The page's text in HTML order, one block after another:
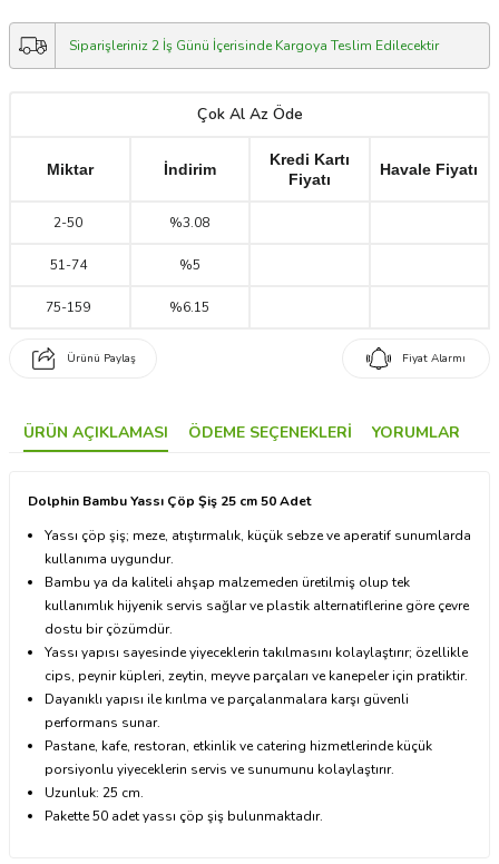
Siparişleriniz 2 İş Günü İçerisinde Kargoya Teslim Edilecektir
Çok Al Az Öde
Miktar İndirim
Kredi Kartı
Fiyatı
Havale Fiyatı
2-50 %3.08
51-74 %5
75-159 %6.15
Ürünü Paylaş Fiyat Alarmı
ÜRÜN AÇIKLAMASI ÖDEME SEÇENEKLERI YORUMLAR
Dolphin Bambu Yassı Çöp Şiş 25 cm 50 Adet
Yassı çöp şiş; meze, atıştırmalık, küçük sebze ve aperatif sunumlarda
kullanıma uygundur.
Bambu ya da kaliteli ahşap malzemeden üretilmiş olup tek
kullanımlık hijyenik servis sağlar ve plastik alternatiflerine göre çevre
dostu bir çözümdür.
Yassı yapısı sayesinde yiyeceklerin takılmasını kolaylaştırır; özellikle
cips, peynir küpleri, zeytin, meyve parçaları ve kanepeler için pratiktir.
Dayanıklı yapısı ile kırılma ve parçalanmalara karşı güvenli
performans sunar.
Pastane, kafe, restoran, etkinlik ve catering hizmetlerinde küçük
porsiyonlu yiyeceklerin servis ve sunumunu kolaylaştırır.
Uzunluk: 25 cm.
Pakette 50 adet yassı çöp şiş bulunmaktadır.